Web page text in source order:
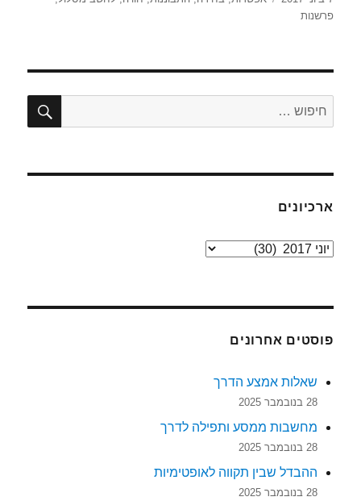
בתאריך
פרשנות
חפש:
ארכיונים
ארכיונים
פוסטים אחרונים
שאלות אמצע הדרך
28 בנובמבר 2025
מחשבות ממסע ותפילה לדרך
28 בנובמבר 2025
ההבדל שבין תקווה לאופטימיות
28 בנובמבר 2025